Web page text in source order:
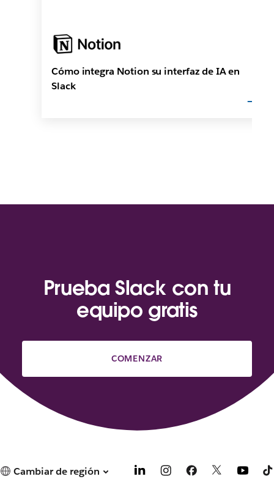
Cómo integra Notion su interfaz de IA en
Slack
Prueba Slack con tu
equipo gratis
COMENZAR
Cambiar de región